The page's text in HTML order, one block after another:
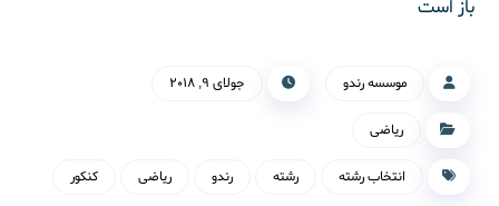
باز است
موسسه رندو جولای ۹, ۲۰۱۸
ریاضی
انتخاب رشته رشته رندو ریاضی کنکور